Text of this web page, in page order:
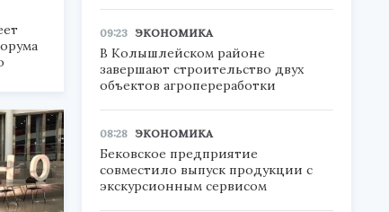
09:23 ЭКОНОМИКА
В Колышлейском районе
завершают строительство двух
объектов агропереработки
08:28 ЭКОНОМИКА
Бековское предприятие
совместило выпуск продукции с
экскурсионным сервисом